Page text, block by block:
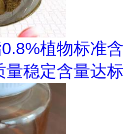
植物标准含
量稳定含量达标